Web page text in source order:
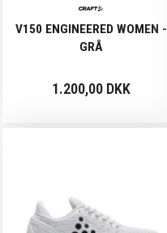
V150 ENGINEERED WOMEN -
GRÅ
1.200,00 DKK